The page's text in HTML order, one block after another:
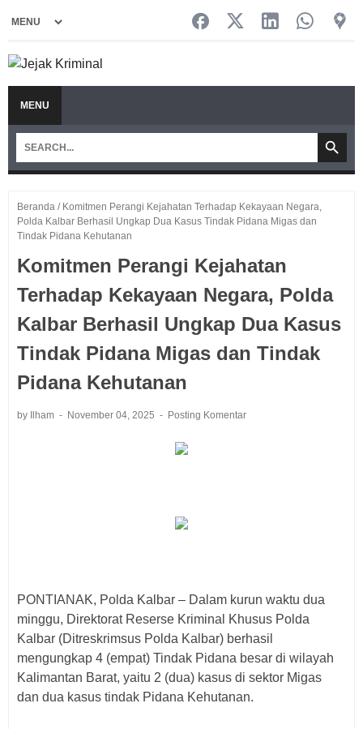
MENU
Beranda / Komitmen Perangi Kejahatan Terhadap Kekayaan Negara,
Polda Kalbar Berhasil Ungkap Dua Kasus Tindak Pidana Migas dan
Tindak Pidana Kehutanan
Komitmen Perangi Kejahatan
Terhadap Kekayaan Negara, Polda
Kalbar Berhasil Ungkap Dua Kasus
Tindak Pidana Migas dan Tindak
Pidana Kehutanan
by Ilham November 04, 2025 Posting Komentar
PONTIANAK, Polda Kalbar – Dalam kurun waktu dua
minggu, Direktorat Reserse Kriminal Khusus Polda
Kalbar (Ditreskrimsus Polda Kalbar) berhasil
mengungkap 4 (empat) Tindak Pidana besar di wilayah
Kalimantan Barat, yaitu 2 (dua) kasus di sektor Migas
dan dua kasus tindak Pidana Kehutanan.